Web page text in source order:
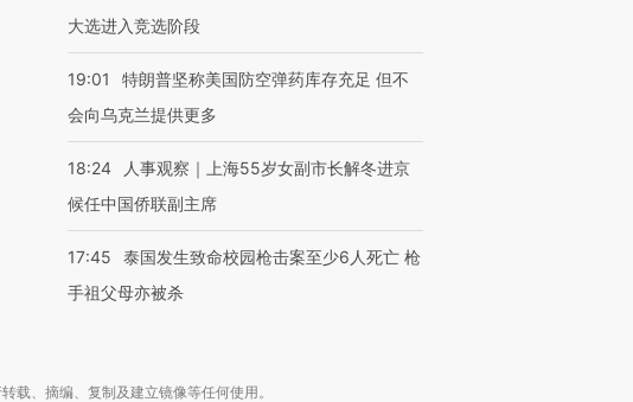
大选进入竞选阶段
19:01
特朗普坚称美国防空弹药库存充足 但不
会向乌克兰提供更多
18:24
人事观察｜上海55岁女副市长解冬进京
候任中国侨联副主席
17:45
泰国发生致命校园枪击案至少6人死亡 枪
手祖父母亦被杀
载、摘编、复制及建立镜像等任何使用。